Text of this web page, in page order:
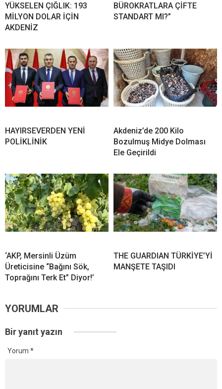
YÜKSELEN ÇIĞLIK: 193
MİLYON DOLAR İÇİN
AKDENİZ
BÜROKRATLARA ÇİFTE
STANDART MI?”
HAYIRSEVERDEN YENİ
POLİKLİNİK
Akdeniz’de 200 Kilo
Bozulmuş Midye Dolması
Ele Geçirildi
‘AKP, Mersinli Üzüm
Üreticisine “Bağını Sök,
Toprağını Terk Et” Diyor!’
THE GUARDIAN TÜRKİYE’Yİ
MANŞETE TAŞIDI
YORUMLAR
Bir yanıt yazın
Yorum *